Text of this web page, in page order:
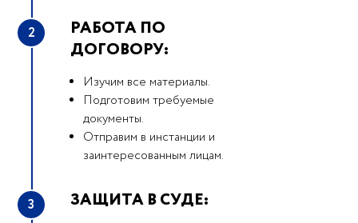
2
РАБОТА ПО
ДОГОВОРУ:
Изучим все материалы.
Подготовим требуемые
документы.
Отправим в инстанции и
заинтересованным лицам.
3 ЗАЩИТА В СУДЕ: